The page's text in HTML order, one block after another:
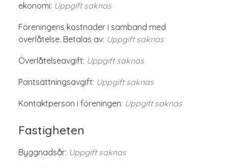
ekonomi: Uppgift saknas
Föreningens kostnader i samband med
överlåtelse. Betalas av: Uppgift saknas
Överlåtelseavgift: Uppgift saknas
Pantsättningsavgift: Uppgift saknas
Kontaktperson i föreningen: Uppgift saknas
Fastigheten
Byggnadsår: Uppgift saknas